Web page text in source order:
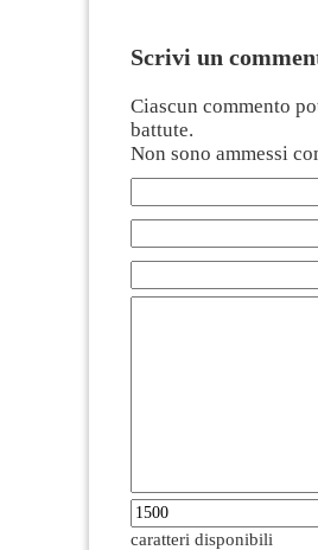
Scrivi un
Ciascun commento
battute.
Non sono ammessi
caratteri disponibili